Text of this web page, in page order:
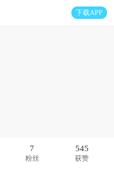
下载APP
7
粉丝
545
获赞